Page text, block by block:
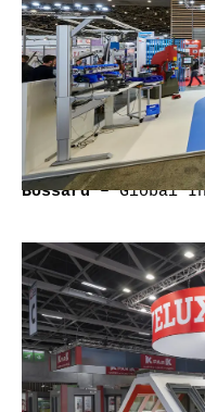
Bossard– Global